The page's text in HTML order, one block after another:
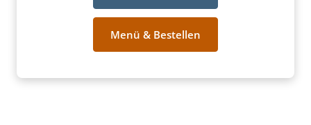
Menü & Bestellen